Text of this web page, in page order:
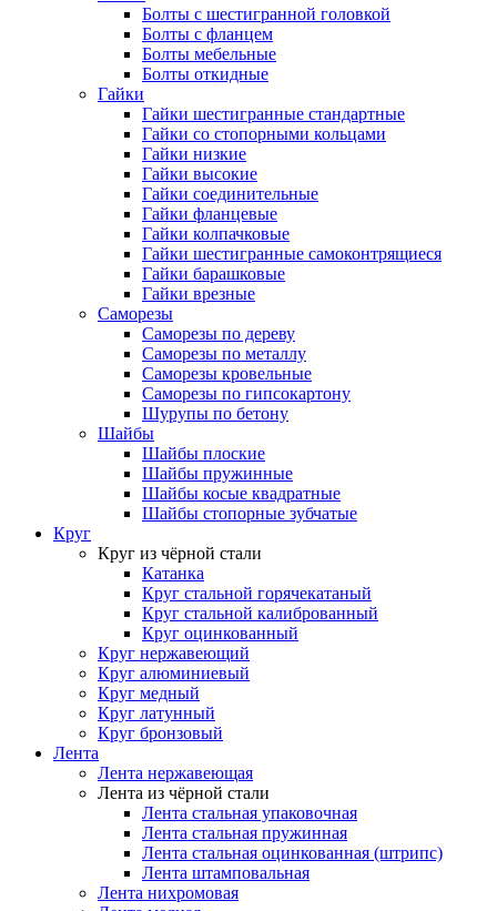
Болты с шестигранной головкой
Болты с фланцем
Болты мебельные
Болты откидные
Гайки
Гайки шестигранные стандартные
Гайки со стопорными кольцами
Гайки низкие
Гайки высокие
Гайки соединительные
Гайки фланцевые
Гайки колпачковые
Гайки шестигранные самоконтрящиеся
Гайки барашковые
Гайки врезные
Саморезы
Саморезы по дереву
Саморезы по металлу
Саморезы кровельные
Саморезы по гипсокартону
Шурупы по бетону
Шайбы
Шайбы плоские
Шайбы пружинные
Шайбы косые квадратные
Шайбы стопорные зубчатые
Круг
Круг из чёрной стали
Катанка
Круг стальной горячекатаный
Круг стальной калиброванный
Круг оцинкованный
Круг нержавеющий
Круг алюминиевый
Круг медный
Круг латунный
Круг бронзовый
Лента
Лента нержавеющая
Лента из чёрной стали
Лента стальная упаковочная
Лента стальная пружинная
Лента стальная оцинкованная (штрипс)
Лента штамповальная
Лента нихромовая